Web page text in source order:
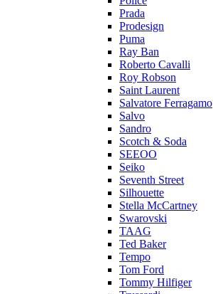
Prada
Prodesign
Puma
Ray Ban
Roberto Cavalli
Roy Robson
Saint Laurent
Salvatore Ferragamo
Salvo
Sandro
Scotch & Soda
SEEOO
Seiko
Seventh Street
Silhouette
Stella McCartney
Swarovski
TAAG
Ted Baker
Tempo
Tom Ford
Tommy Hilfiger